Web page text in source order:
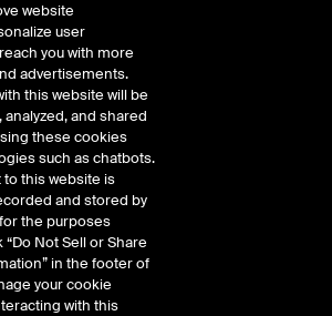
在转向混合型解决方
出版
website
user
you with more
advertisements.
this website will be
and shared
these cookies
such as chatbots.
to this website is
and stored by
the purposes
Not Sell or Share
in the footer of
your cookie
with this